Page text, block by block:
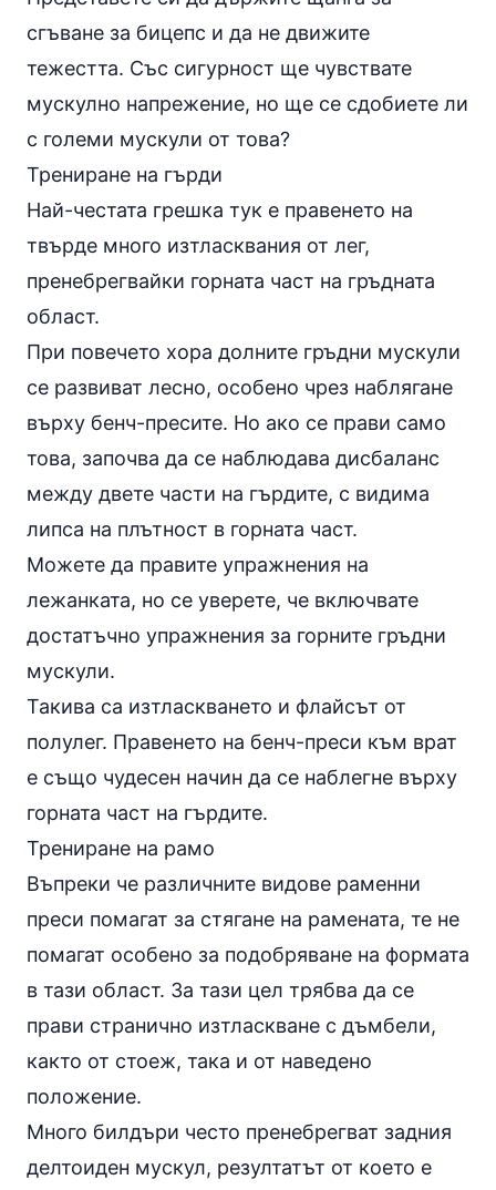
сгъване за бицепс и да не движите
тежестта. Със сигурност ще чувствате
мускулно напрежение, но ще се сдобиете ли
с големи мускули от това?
Трениране на гърди
Най-честата грешка тук е правенето на
твърде много изтласквания от лег,
пренебрегвайки горната част на гръдната
област.
При повечето хора долните гръдни мускули
се развиват лесно, особено чрез наблягане
върху бенч-пресите. Но ако се прави само
това, започва да се наблюдава дисбаланс
между двете части на гърдите, с видима
липса на плътност в горната част.
Можете да правите упражнения на
лежанката, но се уверете, че включвате
достатъчно упражнения за горните гръдни
мускули.
Такива са изтласкването и флайсът от
полулег. Правенето на бенч-преси към врат
е също чудесен начин да се наблегне върху
горната част на гърдите.
Трениране на рамо
Въпреки че различните видове раменни
преси помагат за стягане на рамената, те не
помагат особено за подобряване на формата
в тази област. За тази цел трябва да се
прави странично изтласкване с дъмбели,
както от стоеж, така и от наведено
положение.
Много билдъри често пренебрегват задния
делтоиден мускул, резултатът от което е